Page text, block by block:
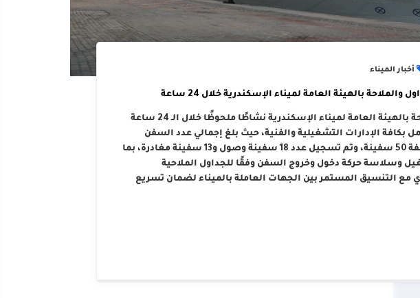
أخبار الميناء
بالهيئة العامة لميناء الإسكندرية خلال 24 ساعة
شهدت حركتا التداول والملاحة بالهيئة العامة لميناء الإسكندرية نشاطًا ملحوظًا خلال الـ 24 ساعة
بكافة الإدارات التشغيلية والفنية، حيث بلغ إجمالي عدد السفن
العاملة المتواجدة على الأرصفة 50 سفينة، وتم تسجيل عدد 18 سفينة وصول و13 سفينة مغادرة، بما
وسلاسة حركة دخول وخروج السفن وفقًا للجداول الملاحية
مع التنسيق المستمر بين الجهات العاملة بالميناء لضمان تسريع